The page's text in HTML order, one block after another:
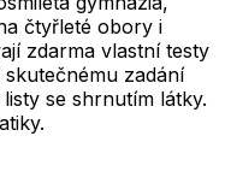
čtyřleté obory i
zdarma vlastní testy
zadání
se shrnutím látky.